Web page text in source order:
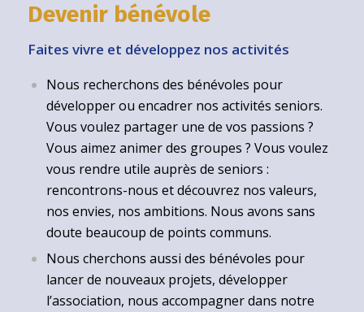
Devenir bénévole
Faites vivre et développez nos activités
Nous recherchons des bénévoles pour
développer ou encadrer nos activités seniors.
Vous voulez partager une de vos passions ?
Vous aimez animer des groupes ? Vous voulez
vous rendre utile auprès de seniors :
rencontrons-nous et découvrez nos valeurs,
nos envies, nos ambitions. Nous avons sans
doute beaucoup de points communs.
Nous cherchons aussi des bénévoles pour
lancer de nouveaux projets, développer
l’association, nous accompagner dans notre